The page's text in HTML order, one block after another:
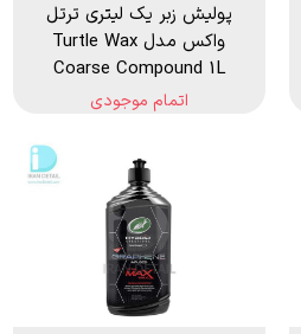
پولیش زبر یک لیتری ترتل
واکس مدل Turtle Wax
Coarse Compound 1L
اتمام موجودی